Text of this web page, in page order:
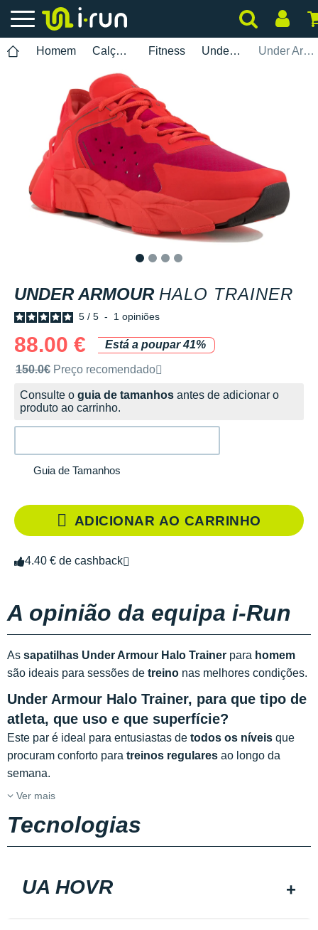
Homem Calçados Fitness Under Armour Under Armour Halo Trainer
UNDER ARMOUR HALO TRAINER
5 / 5 - 1 opiniões
88.00 €
Está a poupar 41%
Preço de venda recomendado pela marca
150.0€ Preço recomendado
Consulte o guia de tamanhos antes de adicionar o
produto ao carrinho.
Guia de Tamanhos
ADICIONAR AO CARRINHO
4.40 € de cashback
A opinião da equipa i-Run
As sapatilhas Under Armour Halo Trainer para homem
são ideais para sessões de treino nas melhores condições.
Under Armour Halo Trainer, para que tipo de
atleta, que uso e que superfície?
Este par é ideal para entusiastas de todos os níveis que
procuram conforto para treinos regulares ao longo da
semana.
Ver mais
Tecnologias
UA HOVR